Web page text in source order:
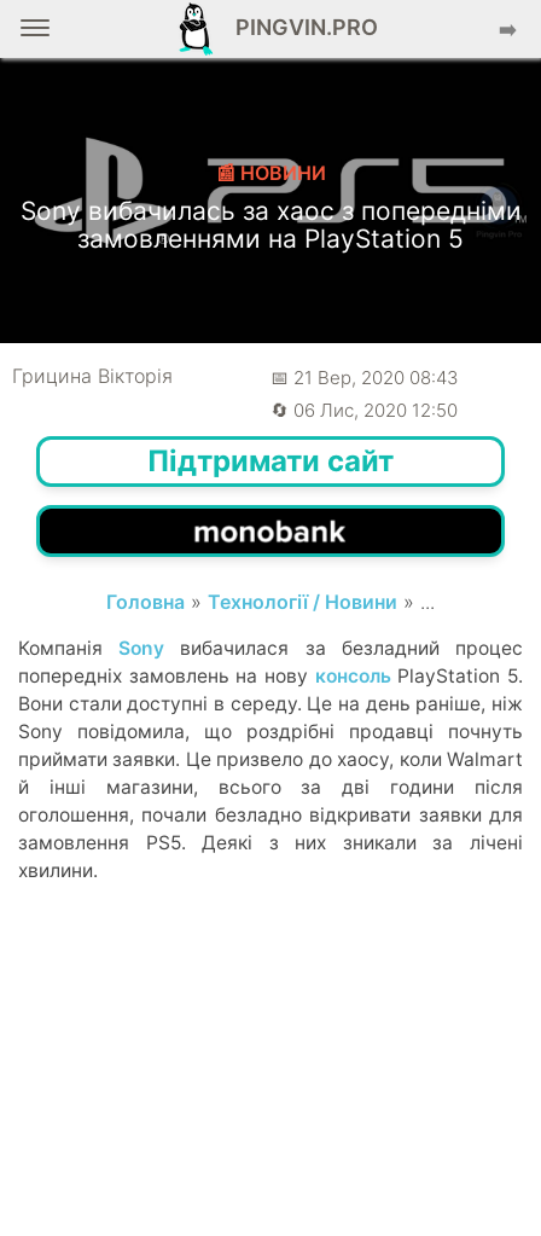
PINGVIN.PRO ➡️
📰 НОВИНИ
Sony вибачилась за хаос з попередніми
замовленнями на PlayStation 5
Грицина Вікторія
📅 21 Вер, 2020 08:43
🔄 06 Лис, 2020 12:50
Підтримати сайт
Головна » Технології / Новини » ...
Компанія Sony вибачилася за безладний процес
попередніх замовлень на нову консольPlayStation 5.
Вони стали доступні в середу. Це на день раніше, ніж
Sony повідомила, що роздрібні продавці почнуть
приймати заявки. Це призвело до хаосу, коли Walmart
й інші магазини, всього за дві години після
оголошення, почали безладно відкривати заявки для
замовлення PS5. Деякі з них зникали за лічені
хвилини.